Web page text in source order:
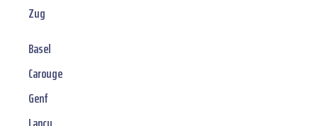
Zug
Basel
Carouge
Genf